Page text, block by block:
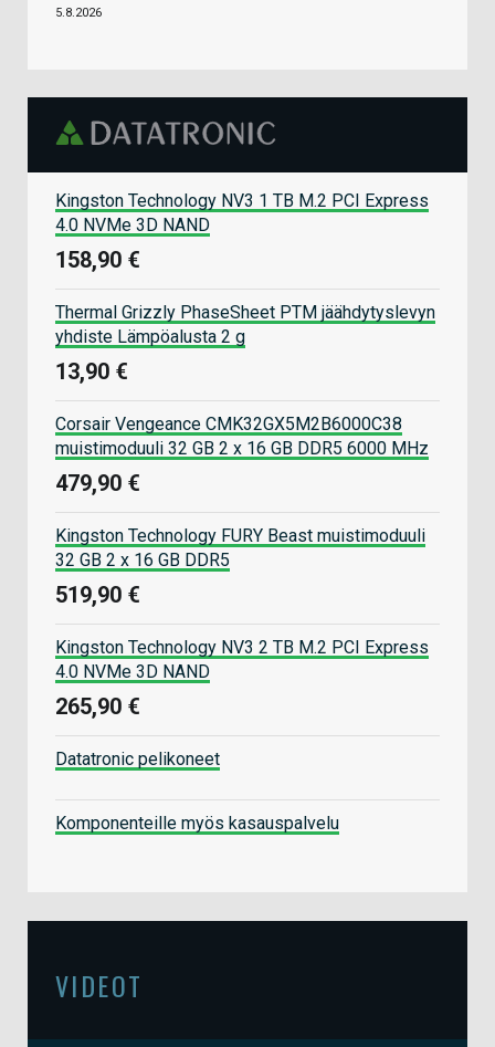
5.8.2026
Kingston Technology NV3 1 TB M.2 PCI Express
4.0 NVMe 3D NAND
158,90 €
Thermal Grizzly PhaseSheet PTM jäähdytyslevyn
yhdiste Lämpöalusta 2 g
13,90 €
Corsair Vengeance CMK32GX5M2B6000C38
muistimoduuli 32 GB 2 x 16 GB DDR5 6000 MHz
479,90 €
Kingston Technology FURY Beast muistimoduuli
32 GB 2 x 16 GB DDR5
519,90 €
Kingston Technology NV3 2 TB M.2 PCI Express
4.0 NVMe 3D NAND
265,90 €
Datatronic pelikoneet
Komponenteille myös kasauspalvelu
VIDEOT